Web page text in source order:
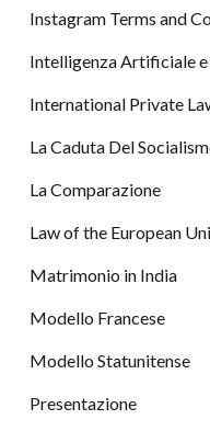
Instagram Terms and
Intelligenza Artificiale
International Private
La Caduta Del
La Comparazione
Law of the European
Matrimonio in India
Modello Francese
Modello Statunitense
Presentazione